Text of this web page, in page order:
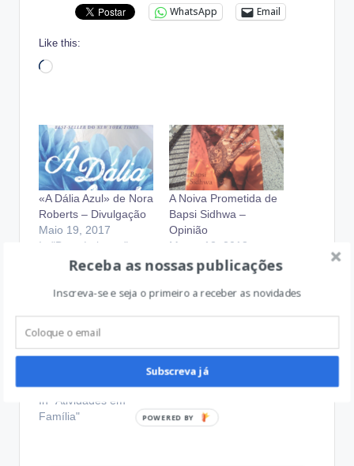
WhatsApp Email
Like this:
Loading…
«A Dália Azul» de Nora
Roberts – Divulgação
Maio 19, 2017
In "Boas Leituras"
A Noiva Prometida de
Bapsi Sidhwa –
Opinião
Março 12, 2018
In "Boas Leituras"
As melhores Férias de
Julho 15, 2017
In "Atividades em
Família"
Receba as nossas publicações
Inscreva-se e seja o primeiro a receber as novidades
Subscreva já